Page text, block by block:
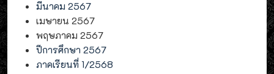
มีนาคม 2567
เมษายน 2567
พฤษภาคม 2567
ปีการศึกษา 2567
ภาคเรียนที่ 1/2568